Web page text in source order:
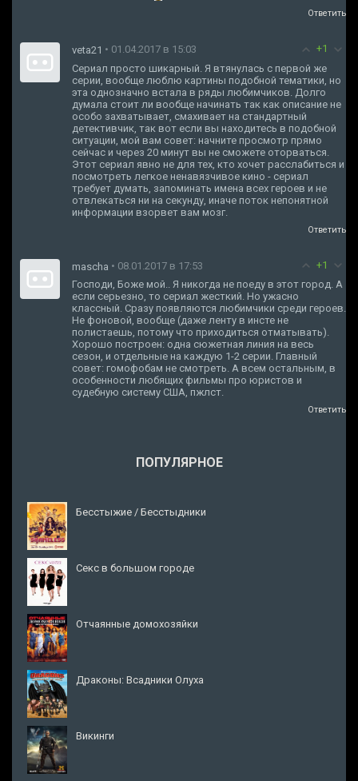
Ответить
+1
veta21 • 01.04.2017 в 15:03
Сериал просто шикарный. Я втянулась с первой же
серии, вообще люблю картины подобной тематики, но
эта однозначно встала в ряды любимчиков. Долго
думала стоит ли вообще начинать так как описание не
особо захватывает, смахивает на стандартный
детективчик, так вот если вы находитесь в подобной
ситуации, мой вам совет: начните просмотр прямо
сейчас и через 20 минут вы не сможете оторваться.
Этот сериал явно не для тех, кто хочет расслабиться и
посмотреть легкое ненавязчивое кино - сериал
требует думать, запоминать имена всех героев и не
отвлекаться ни на секунду, иначе поток непонятной
информации взорвет вам мозг.
Ответить
+1
mascha • 08.01.2017 в 17:53
Господи, Боже мой.. Я никогда не поеду в этот город. А
если серьезно, то сериал жесткий. Но ужасно
классный. Сразу появляются любимчики среди героев.
Не фоновой, вообще (даже ленту в инсте не
полистаешь, потому что приходиться отматывать).
Хорошо построен: одна сюжетная линия на весь
сезон, и отдельные на каждую 1-2 серии. Главный
совет: гомофобам не смотреть. А всем остальным, в
особенности любящих фильмы про юристов и
судебную систему США, пжлст.
Ответить
ПОПУЛЯРНОЕ
Бесстыжие / Бесстыдники
Секс в большом городе
Отчаянные домохозяйки
Драконы: Всадники Олуха
Викинги